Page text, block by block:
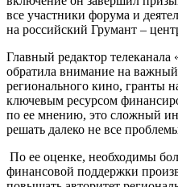
все участники форума и
на российский Грумант –
Главный редактор телеканала
обратила внимание на
регионального кино, гранты
ключевым ресурсом
по ее мнению, это сложный
решать далеко не все
По ее оценке, необходимы
финансовой поддержки